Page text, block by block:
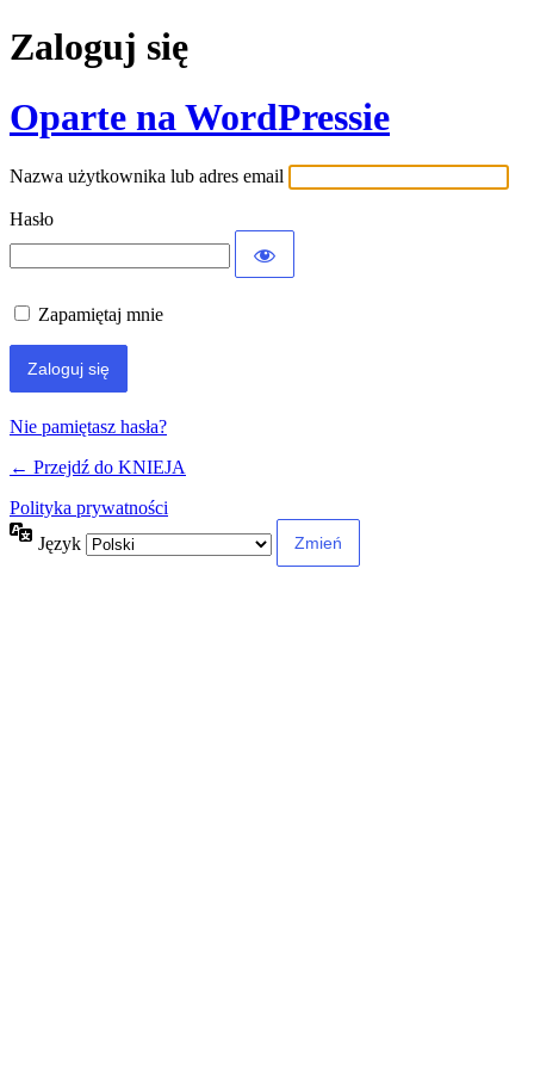
Zaloguj się
Oparte na WordPressie
Nazwa użytkownika lub adres email
Hasło
Zapamiętaj mnie
Nie pamiętasz hasła?
← Przejdź do KNIEJA
Polityka prywatności
Język